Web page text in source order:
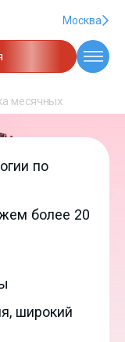
Москва
месячных
по
более 20
широкий